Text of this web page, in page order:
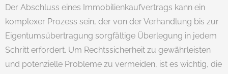
Der Abschluss eines Immobilienkaufvertrags kann ein
komplexer Prozess sein, der von der Verhandlung bis zur
Eigentumsübertragung sorgfältige Überlegung in jedem
Schritt erfordert. Um Rechtssicherheit zu gewährleisten
und potenzielle Probleme zu vermeiden, ist es wichtig, die